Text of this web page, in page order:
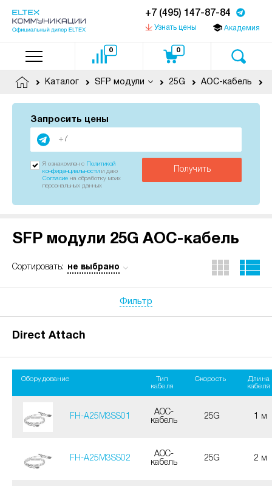
+7 (495) 147-87-84
Узнать цены Академия
0 0
Каталог SFP модули 25G AOC-кабель
Запросить цены
Получить
Я ознакомлен с
Политикой
конфиденциальности и даю
Согласие на обработку моих
персональных данных
SFP модули 25G AOC-кабель
Сортировать: не выбрано
Фильтр
Direct Attach
Оборудование
Тип
кабеля
Скорость
Длина
кабеля
FH-A25M3SS01
AOC-
кабель
25G 1 м
FH-A25M3SS02
AOC-
кабель
25G 2 м